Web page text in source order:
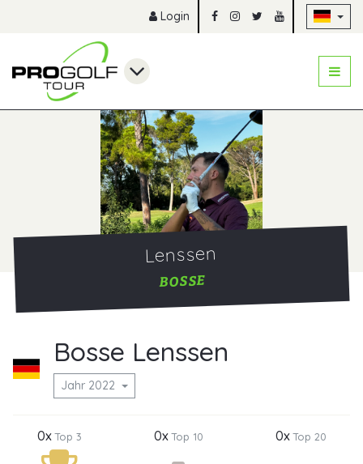
Login
Lenssen
BOSSE
Bosse Lenssen
Jahr 2022
0xTop 3 0xTop 10 0xTop 20